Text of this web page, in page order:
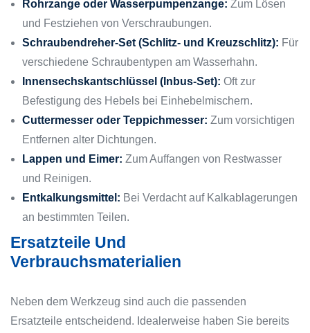
Rohrzange oder Wasserpumpenzange: Zum Lösen
und Festziehen von Verschraubungen.
Schraubendreher-Set (Schlitz- und Kreuzschlitz): Für
verschiedene Schraubentypen am Wasserhahn.
Innensechskantschlüssel (Inbus-Set): Oft zur
Befestigung des Hebels bei Einhebelmischern.
Cuttermesser oder Teppichmesser: Zum vorsichtigen
Entfernen alter Dichtungen.
Lappen und Eimer: Zum Auffangen von Restwasser
und Reinigen.
Entkalkungsmittel: Bei Verdacht auf Kalkablagerungen
an bestimmten Teilen.
Ersatzteile Und
Verbrauchsmaterialien
Neben dem Werkzeug sind auch die passenden
Ersatzteile entscheidend. Idealerweise haben Sie bereits